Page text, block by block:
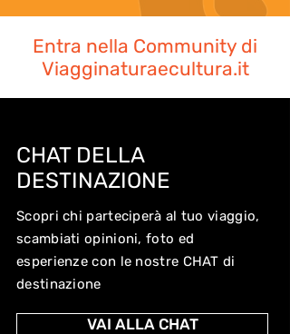
Entra nella Community di
Viagginaturaecultura.it
CHAT DELLA
DESTINAZIONE
Scopri chi parteciperà al tuo viaggio,
scambiati opinioni, foto ed
esperienze con le nostre CHAT di
destinazione
VAI ALLA CHAT